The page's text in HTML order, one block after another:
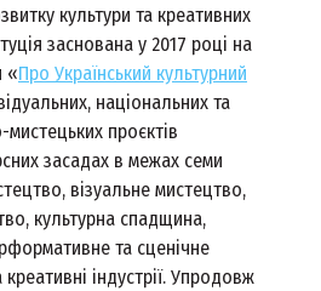
культури та креативних
заснована у 2017 році на
«Про Український культурний
національних та
проєктів
засадах в межах семи
візуальне мистецтво,
культурна спадщина,
та сценічне
індустрії. Упродовж